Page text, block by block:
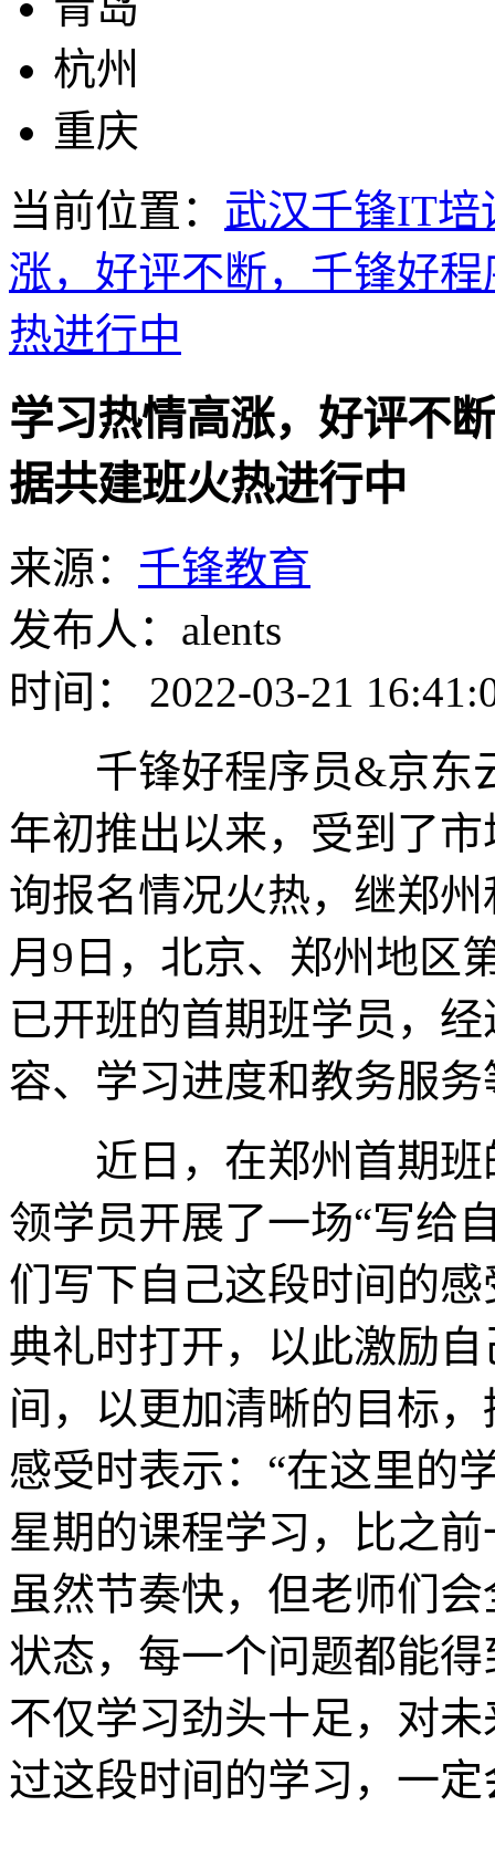
杭州
重庆
当前位置： 武汉千锋IT培
涨，好评不断，千锋好
热进行中
学习热情高涨，好评不
据共建班火热进行中
来源： 千锋教育
发布人：alents
时间： 2022-03-21
千锋好程序员&京东
年初推出以来，受到了
询报名情况火热，继郑
月9日，北京、郑州地区
已开班的首期班学员，
容、学习进度和教务服
近日，在郑州首期班
领学员开展了一场“写给
们写下自己这段时间的
典礼时打开，以此激励
间，以更加清晰的目标
感受时表示：“在这里的
星期的课程学习，比之
虽然节奏快，但老师们
状态，每一个问题都能
不仅学习劲头十足，对
过这段时间的学习，一